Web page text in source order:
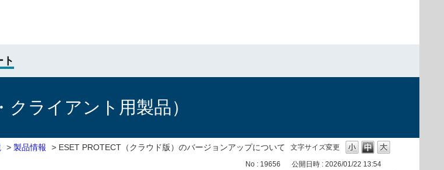
ト
ライアント用製品）
文字サイズ変更
> 製品情報 > ESET PROTECT（クラウド版）のバージョンアップについて
No : 19656 公開日時 : 2026/01/22 13:54